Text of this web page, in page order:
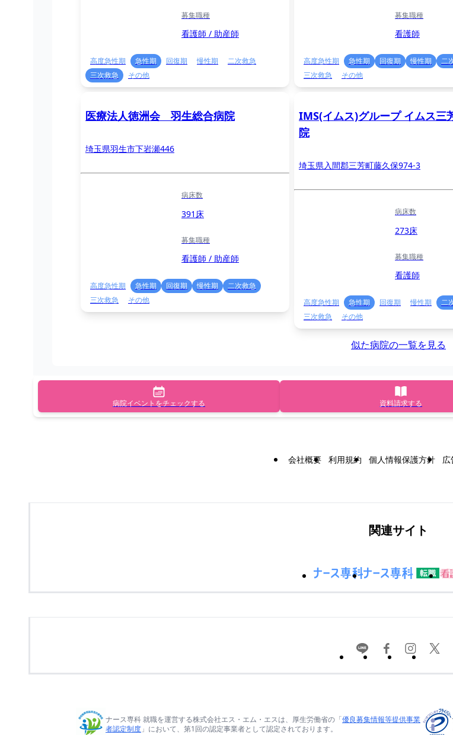
募集職種
看護師 / 助産師
高度急性期 急性期 回復期 慢性期
二次救急
三次救急
その他
募集職種
看護師
高度急性期 急性期 回復期 慢性期
二
三次救急
その他
医療法人徳洲会 羽生総合病院
埼玉県羽生市下岩瀬446
病床数
391床
募集職種
看護師 / 助産師
高度急性期 急性期 回復期 慢性期
二次救急
三次救急
その他
IMS(イムス)グループ イムス三
院
埼玉県入間郡三芳町藤久保974-3
病床数
273床
募集職種
看護師
高度急性期 急性期 回復期 慢性期
二
三次救急
その他
似た病院の一覧を見る
病院イベントをチェックする 資料請求する
会社概要 利用規約 個人情報保護方針 広
関連サイト
ナース専科 就職を運営する株式会社エス・エム・エスは、厚生労働省の「優良募集情報等提供事業
者認定制度 」において、第1回の認定事業者として認定されております。